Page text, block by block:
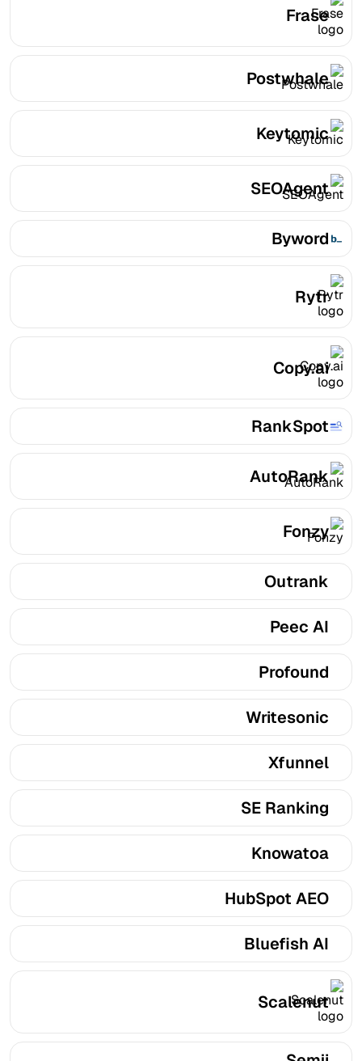
Frase
Postwhale
Keytomic
SEOAgent
Byword
Rytr
Copy.ai
RankSpot
AutoRank
Fonzy
Outrank
Peec AI
Profound
Writesonic
Xfunnel
SE Ranking
Knowatoa
HubSpot AEO
Bluefish AI
Scalenut